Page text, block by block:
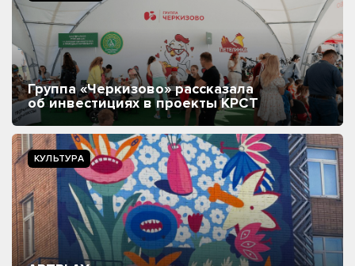
Группа «Черкизово» рассказала
об инвестициях в проекты КРСТ
КУЛЬТУРА